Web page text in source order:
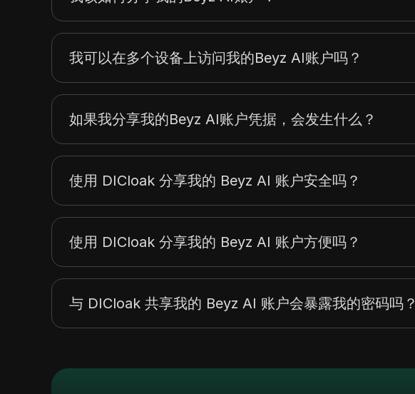
我可以在多个设备上访问我的Beyz AI账户吗？
如果我分享我的Beyz AI账户凭据，会发生什么？
使用 DICloak 分享我的 Beyz AI 账户安全吗？
使用 DICloak 分享我的 Beyz AI 账户方便吗？
与 DICloak 共享我的 Beyz AI 账户会暴露我的密码吗？